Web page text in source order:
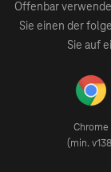
Offenbar
Sie einen der
Sie auf
Chrome
(min.